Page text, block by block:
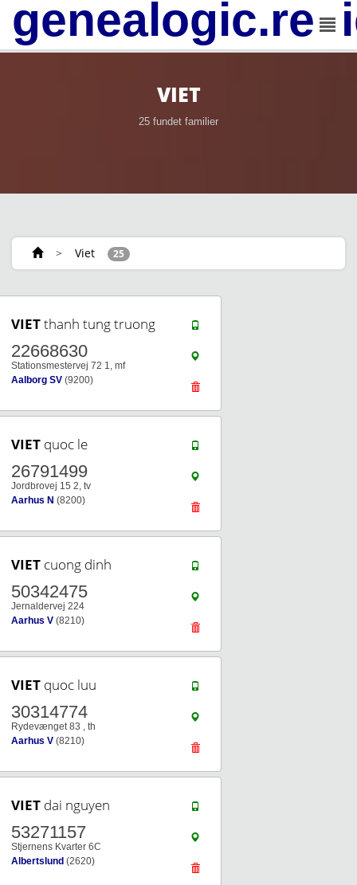
VIET
25 fundet familier
> Viet 25
VIETthanh tung truong
22668630
Stationsmestervej 72 1, mf
Aalborg SV (9200)
VIET quoc le
26791499
Jordbrovej 15 2, tv
Aarhus N (8200)
VIET cuong dinh
50342475
Jernaldervej 224
Aarhus V (8210)
VIET quoc luu
30314774
Rydevænget 83 , th
Aarhus V (8210)
VIET dai nguyen
53271157
Stjernens Kvarter 6C
Albertslund (2620)